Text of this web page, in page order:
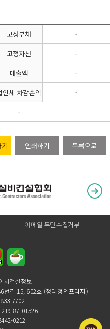
고정부채 -
고정자산 -
매출액 -
인세 차감손익 -
-
인쇄하기 목록으로
이메일 무단수집거부
치건설정보
번길 15, 602호 (청라청연프라자)
7702
219-87-01526
0212